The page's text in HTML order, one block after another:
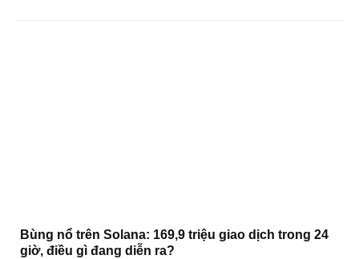
Bùng nổ trên Solana: 169,9 triệu giao dịch trong 24
giờ, điều gì đang diễn ra?